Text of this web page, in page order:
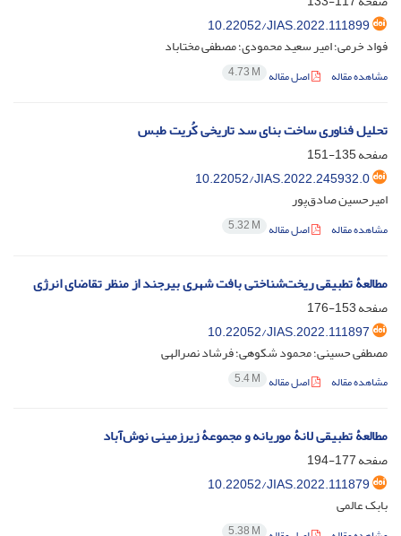
10.22052/JIAS.2022.111899
فواد خرمی؛ امیر سعید محمودی؛ مصطفی مختاباد
مشاهده مقاله اصل مقاله 4.73 M
تحلیل فناور‌ی ساخت بنای سد تاریخی کُریت طبس
صفحه135-151
10.22052/JIAS.2022.245932.0
امیرحسین صادق‌پور
مشاهده مقاله اصل مقاله 5.32 M
مطالعۀ تطبیقی ریخت‌شناختی بافت شهری بیرجند از منظر تقاضای انرژی
صفحه153-176
10.22052/JIAS.2022.111897
مصطفی حسینی؛ محمود شکوهی؛ فرشاد نصرالهی
مشاهده مقاله اصل مقاله 5.4 M
مطالعۀ تطبیقی لانۀ موریانه و مجموعۀ زیرزمینی نوش‌آباد
صفحه177-194
10.22052/JIAS.2022.111879
بابک عالمی
5.38 M